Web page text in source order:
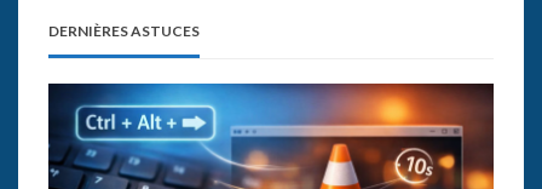
DERNIÈRES ASTUCES